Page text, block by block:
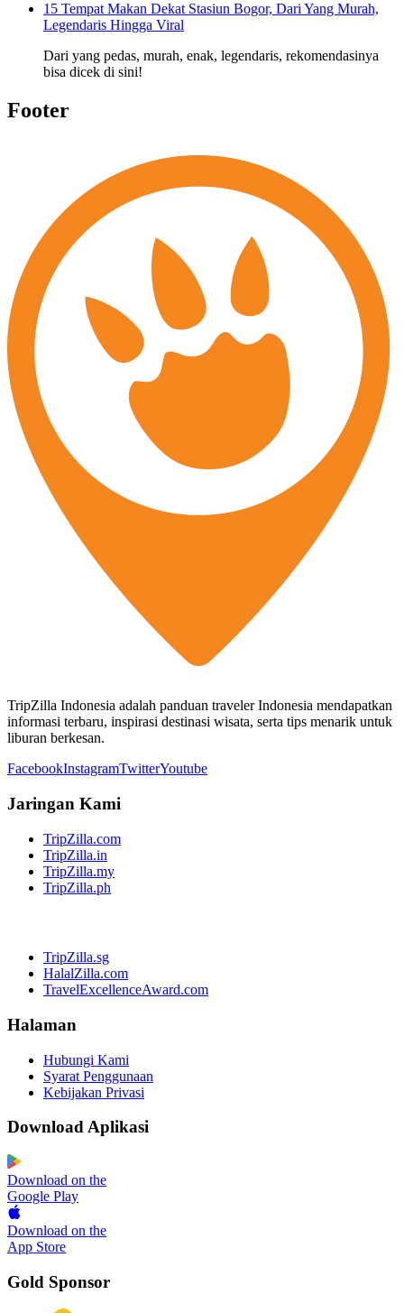
15 Tempat Makan Dekat Stasiun Bogor, Dari Yang Murah,
Legendaris Hingga Viral
Dari yang pedas, murah, enak, legendaris, rekomendasinya
bisa dicek di sini!
Footer
TripZilla Indonesia adalah panduan traveler Indonesia mendapatkan
informasi terbaru, inspirasi destinasi wisata, serta tips menarik untuk
liburan berkesan.
FacebookInstagramTwitterYoutube
Jaringan Kami
TripZilla.com
TripZilla.in
TripZilla.my
TripZilla.ph
TripZilla.sg
HalalZilla.com
TravelExcellenceAward.com
Halaman
Hubungi Kami
Syarat Penggunaan
Kebijakan Privasi
Download Aplikasi
Download on the
Google Play
Download on the
App Store
Gold Sponsor